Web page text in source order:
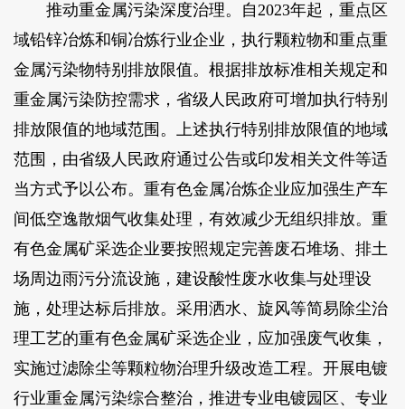
推动重金属污染深度治理。自2023年起，重点区
域铅锌冶炼和铜冶炼行业企业，执行颗粒物和重点重
金属污染物特别排放限值。根据排放标准相关规定和
重金属污染防控需求，省级人民政府可增加执行特别
排放限值的地域范围。上述执行特别排放限值的地域
范围，由省级人民政府通过公告或印发相关文件等适
当方式予以公布。重有色金属冶炼企业应加强生产车
间低空逸散烟气收集处理，有效减少无组织排放。重
有色金属矿采选企业要按照规定完善废石堆场、排土
场周边雨污分流设施，建设酸性废水收集与处理设
施，处理达标后排放。采用洒水、旋风等简易除尘治
理工艺的重有色金属矿采选企业，应加强废气收集，
实施过滤除尘等颗粒物治理升级改造工程。开展电镀
行业重金属污染综合整治，推进专业电镀园区、专业